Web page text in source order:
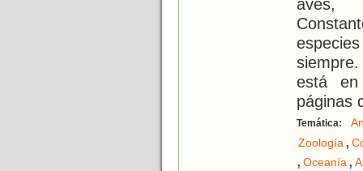
aves,
está
páginas
Temática:
Zoología,
, Oceanía,